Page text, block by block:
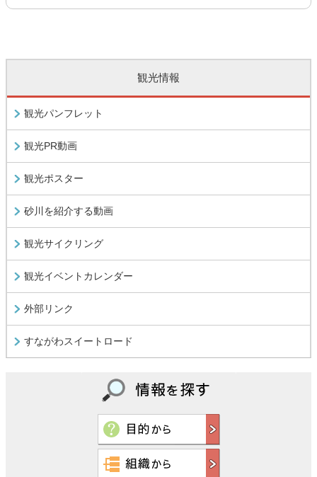
観光情報
観光パンフレット
観光PR動画
観光ポスター
砂川を紹介する動画
観光サイクリング
観光イベントカレンダー
外部リンク
すながわスイートロード